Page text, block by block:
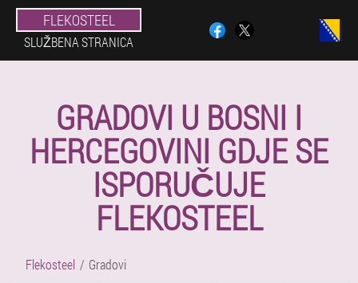
FLEKOSTEEL
SLUŽBENA STRANICA
GRADOVI U BOSNI I
HERCEGOVINI GDJE SE
ISPORUČUJE
FLEKOSTEEL
Flekosteel Gradovi